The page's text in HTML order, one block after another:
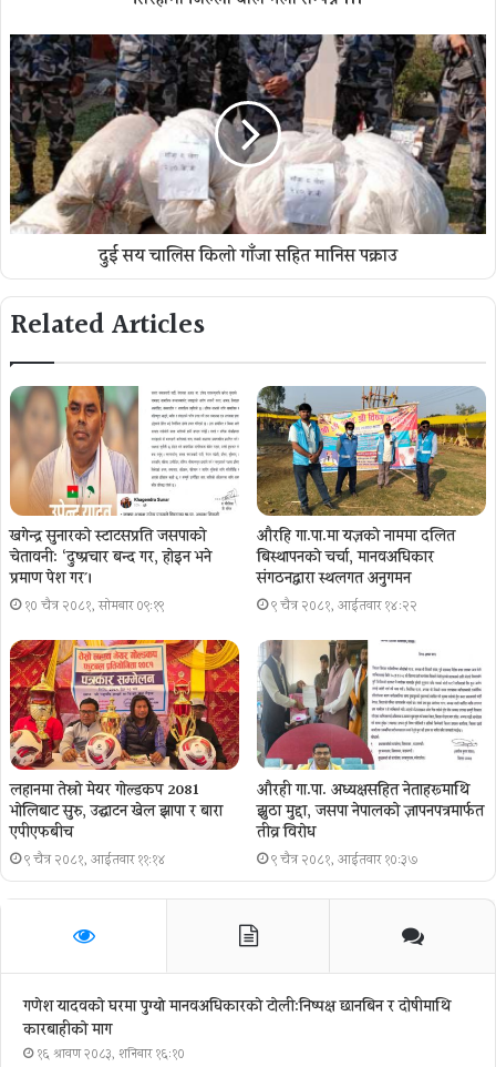
दुई सय चालिस किलो गाँजा सहित मानिस पक्राउ
Related Articles
खगेन्द्र सुनारको स्टाटसप्रति जसपाको
चेतावनी: ‘दुष्प्रचार बन्द गर, होइन भने
प्रमाण पेश गर´।
१० चैत्र २०८१, सोमबार ०९:१९
औरहि गा.पा.मा यज्ञकाे नाममा दलित
बिस्थापनकाे चर्चा, मानवअधिकार
संगठनद्वारा स्थलगत अनुगमन
९ चैत्र २०८१, आईतवार १४:२२
लहानमा तेस्रो मेयर गोल्डकप 2081
भोलिबाट सुरु, उद्घाटन खेल झापा र बारा
एपीएफबीच
९ चैत्र २०८१, आईतवार ११:१४
औरही गा.पा. अध्यक्षसहित नेताहरूमाथि
झुठा मुद्दा, जसपा नेपालको ज्ञापनपत्रमार्फत
तीव्र विरोध
९ चैत्र २०८१, आईतवार १०:३७
गणेश यादवको घरमा पुग्याे मानवअधिकारकाे टोली:निष्पक्ष छानबिन र दोषीमाथि
कारबाहीको माग
१६ श्रावण २०८३, शनिबार १६:१०